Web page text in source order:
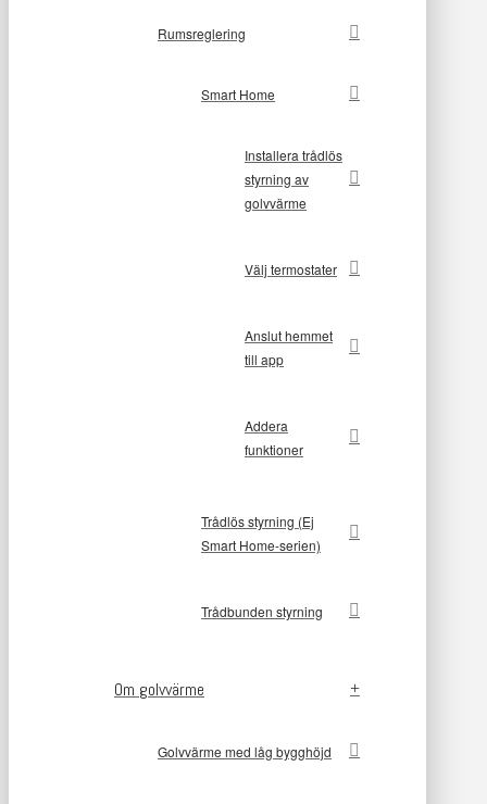
Rumsreglering
Smart Home
Installera trådlös
styrning av
golvvärme
Välj termostater
Anslut hemmet
till app
Addera
funktioner
Trådlös styrning (Ej
Smart Home-serien)
Trådbunden styrning
Om golvvärme
Golvvärme med låg bygghöjd